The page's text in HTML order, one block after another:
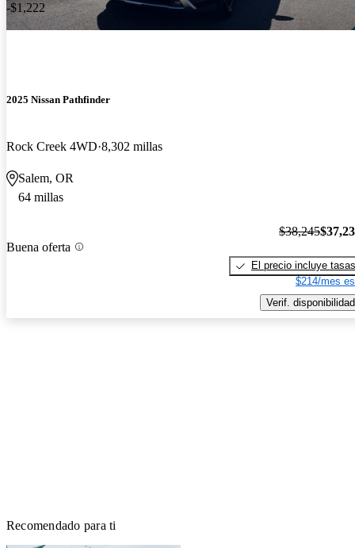
-$1,222
2025 Nissan Pathfinder
Rock Creek 4WD 8,302 millas
Salem, OR
64 millas
Buena oferta
$38,245
El precio incluye tasas
$214/mes
Verif. disponibilidad
Recomendado para ti